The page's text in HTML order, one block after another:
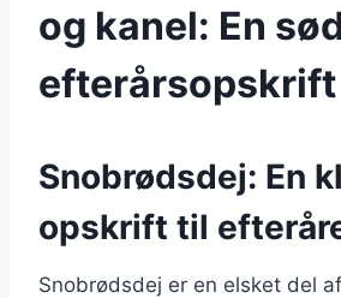
og kanel: En
efterårsopskrift
Snobrødsdej: En
opskrift til
Snobrødsdej er en elsket del